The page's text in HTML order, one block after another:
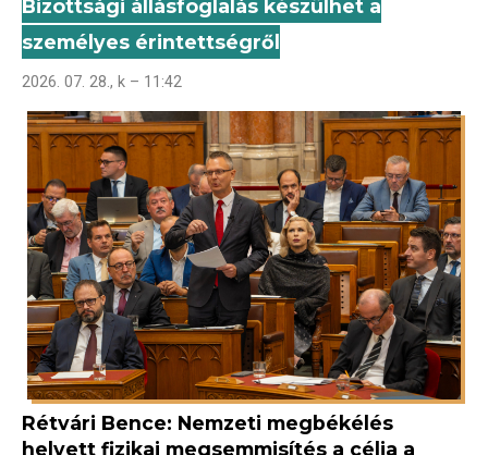
Bizottsági állásfoglalás készülhet a
személyes érintettségről
2026. 07. 28., k – 11:42
Rétvári Bence: Nemzeti megbékélés
helyett fizikai megsemmisítés a célja a